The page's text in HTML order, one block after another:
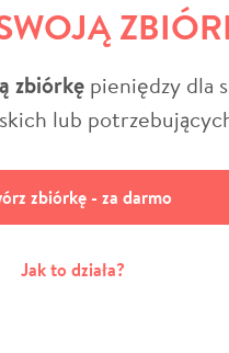
zbiórkępieniędzy dla
lub
zbiórkę - za darmo
Jak to działa?